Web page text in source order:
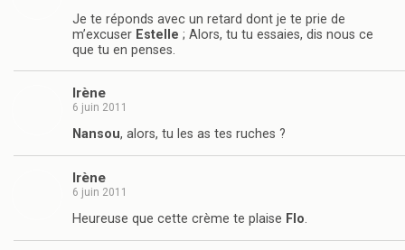
Je te réponds avec un retard dont je te prie de
m’excuser Estelle ; Alors, tu tu essaies, dis nous ce
que tu en penses.
Irène
6 juin 2011
Nansou, alors, tu les as tes ruches ?
Irène
6 juin 2011
Heureuse que cette crème te plaise Flo.